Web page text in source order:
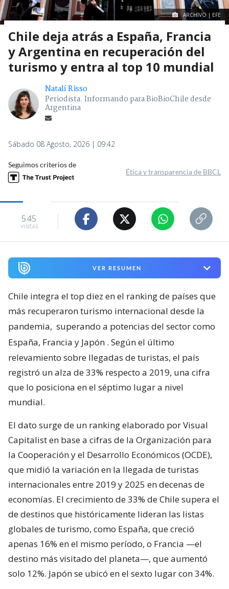
ARCHIVO | EFE
Chile deja atrás a España, Francia
y Argentina en recuperación del
turismo y entra al top 10 mundial
Natalí Risso
Periodista. Informando para BioBioChile desde
Argentina
Sábado 08 Agosto, 2026 | 09:42
Seguimos criterios de
Ética y transparencia de BBCL
545
visitas
VER RESUMEN
Chile integra el top diez en el ranking de países que
más recuperaron turismo internacional desde la
pandemia, superando a potencias del sector como
España, Francia y Japón . Según el último
relevamiento sobre llegadas de turistas, el país
registró un alza de 33% respecto a 2019, una cifra
que lo posiciona en el séptimo lugar a nivel
mundial.
El dato surge de un ranking elaborado por Visual
Capitalist en base a cifras de la Organización para
la Cooperación y el Desarrollo Económicos (OCDE),
que midió la variación en la llegada de turistas
internacionales entre 2019 y 2025 en decenas de
economías. El crecimiento de 33% de Chile supera el
de destinos que históricamente lideran las listas
globales de turismo, como España, que creció
apenas 16% en el mismo período, o Francia —el
destino más visitado del planeta—, que aumentó
solo 12%. Japón se ubicó en el sexto lugar con 34%.